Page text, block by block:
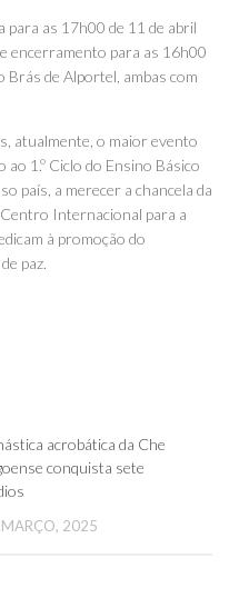
para as 17h00 de 11 de abril
encerramento para as 16h00
Brás de Alportel, ambas com
atualmente, o maior evento
1.º Ciclo do Ensino Básico
país, a merecer a chancela da
Internacional para a
à promoção do
paz.
acrobática da Che
conquista sete
2025